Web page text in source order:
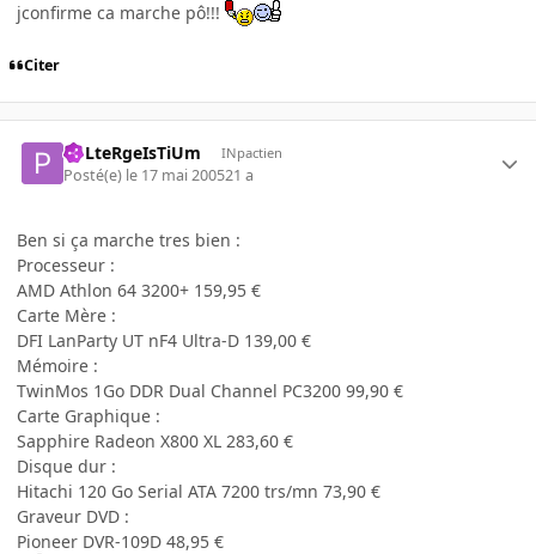
jconfirme ca marche pô!!!
Citer
PoLteRgeIsTiUm INpactien
Posté(e) le 17 mai 200521 a
Ben si ça marche tres bien :
Processeur :
AMD Athlon 64 3200+ 159,95 €
Carte Mère :
DFI LanParty UT nF4 Ultra-D 139,00 €
Mémoire :
TwinMos 1Go DDR Dual Channel PC3200 99,90 €
Carte Graphique :
Sapphire Radeon X800 XL 283,60 €
Disque dur :
Hitachi 120 Go Serial ATA 7200 trs/mn 73,90 €
Graveur DVD :
Pioneer DVR-109D 48,95 €